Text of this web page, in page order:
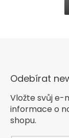
Odebírat
Vložte svůj e-
informace o
shopu.